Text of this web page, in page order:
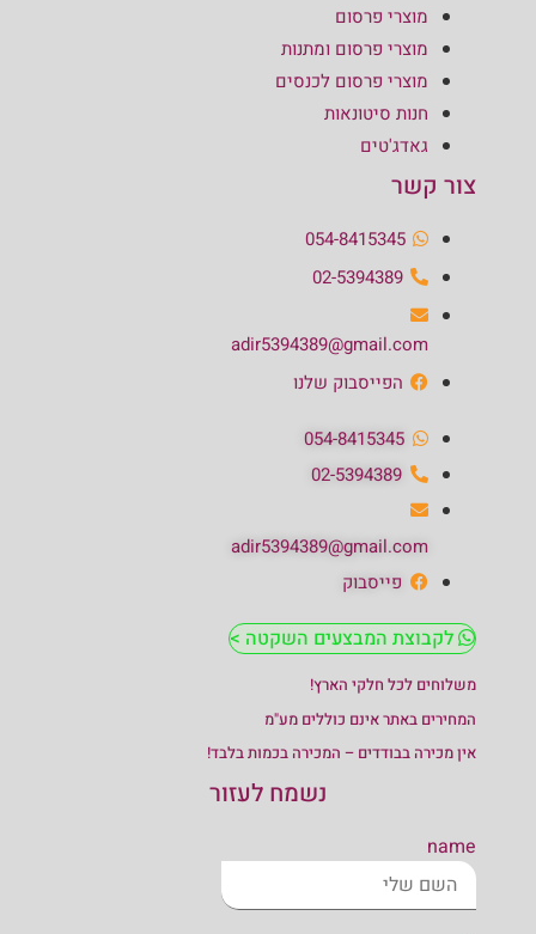
מוצרי פרסום
מוצרי פרסום ומתנות
מוצרי פרסום לכנסים
חנות סיטונאות
גאדג'טים
צור קשר
054-8415345
02-5394389
adir5394389@gmail.com
הפייסבוק שלנו
054-8415345
02-5394389
adir5394389@gmail.com
פייסבוק
לקבוצת המבצעים השקטה >
משלוחים לכל חלקי הארץ!
המחירים באתר אינם כוללים מע"מ
אין מכירה בבודדים – המכירה בכמות בלבד!
נשמח לעזור
name